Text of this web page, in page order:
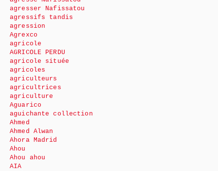
agresser Nafissatou
agressifs tandis
agression
Agrexco
agricole
AGRICOLE PERDU
agricole située
agricoles
agriculteurs
agricultrices
agriculture
Aguarico
aguichante collection
Ahmed
Ahmed Alwan
Ahora Madrid
Ahou
Ahou ahou
AIA